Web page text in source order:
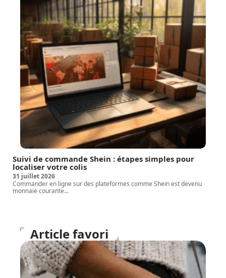
Suivi de commande Shein : étapes simples pour
localiser votre colis
31 juillet 2026
Commander en ligne sur des plateformes comme Shein est devenu
monnaie courante…
Article favori